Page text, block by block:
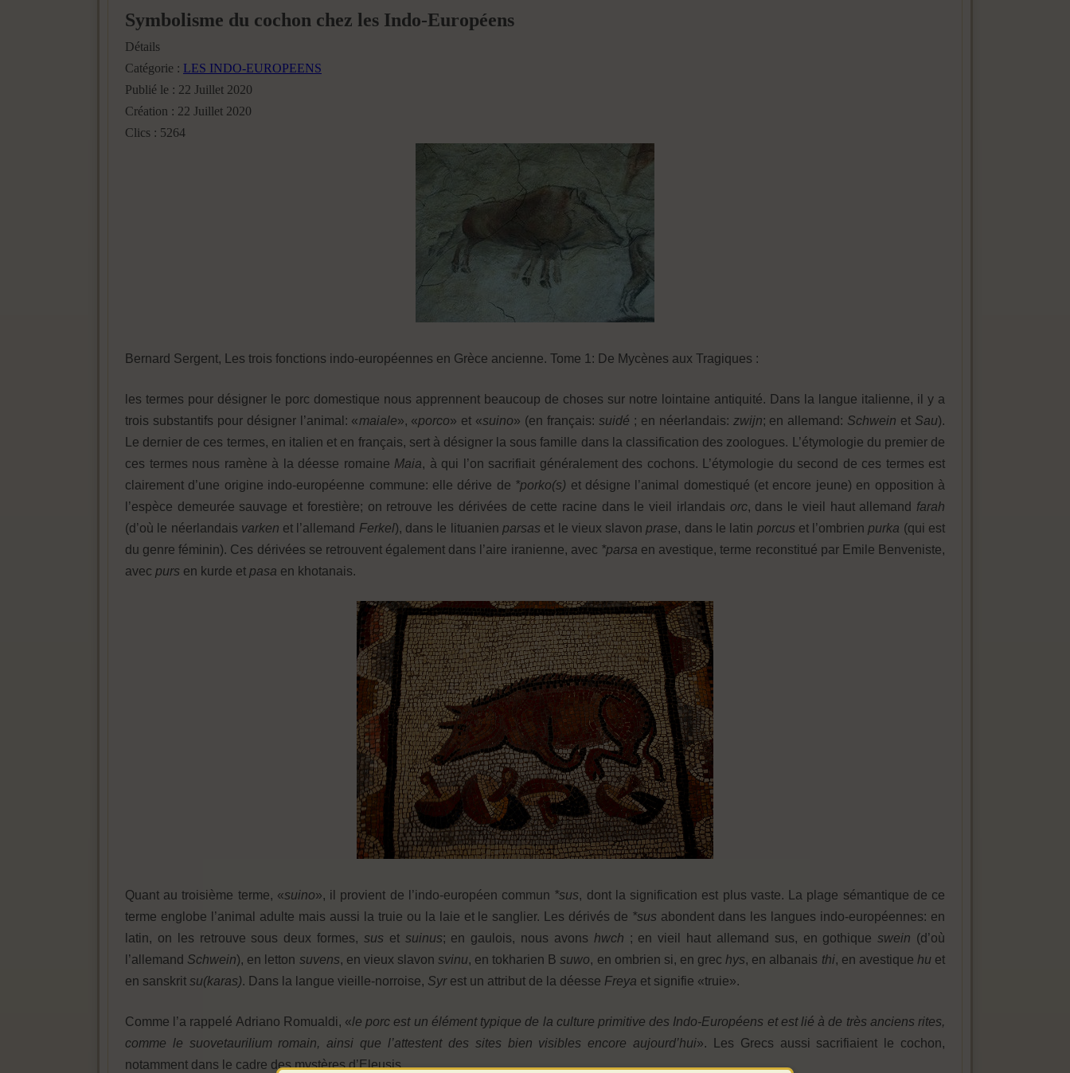
Symbolisme du cochon chez les Indo-Européens
Détails
Catégorie : LES INDO-EUROPEENS
Publié le : 22 Juillet 2020
Création : 22 Juillet 2020
Clics : 5264
Bernard Sergent, Les trois fonctions indo-européennes en Grèce ancienne. Tome 1: De Mycènes aux Tragiques :
les termes pour désigner le porc domestique nous apprennent beaucoup de choses sur notre lointaine antiquité. Dans la langue italienne, il y a
trois substantifs pour désigner l’animal: «maiale», «porco» et «suino» (en français: suidé ; en néerlandais: zwijn; en allemand: Schwein et Sau).
Le dernier de ces termes, en italien et en français, sert à désigner la sous famille dans la classification des zoologues. L’étymologie du premier de
ces termes nous ramène à la déesse romaine Maia, à qui l’on sacrifiait généralement des cochons. L’étymologie du second de ces termes est
clairement d’une origine indo-européenne commune: elle dérive de *porko(s) et désigne l’animal domestiqué (et encore jeune) en opposition à
l’espèce demeurée sauvage et forestière; on retrouve les dérivées de cette racine dans le vieil irlandais orc, dans le vieil haut allemand farah
(d’où le néerlandais varken et l’allemand Ferkel), dans le lituanien parsas et le vieux slavonprase, dans le latin porcus et l’ombrienpurka (qui est
du genre féminin). Ces dérivées se retrouvent également dans l’aire iranienne, avec *parsa en avestique, terme reconstitué par Emile Benveniste,
avec purs en kurde et pasa en khotanais.
Quant au troisième terme, «suino», il provient de l’indo-européen commun *sus, dont la signification est plus vaste. La plage sémantique de ce
terme englobe l’animal adulte mais aussi la truie ou la laie et le sanglier. Les dérivés de *sus abondent dans les langues indo-européennes: en
latin, on les retrouve sous deux formes, sus et suinus; en gaulois, nous avons hwch ; en vieil haut allemand sus, en gothiqueswein (d’où
l’allemand Schwein), en letton suvens, en vieux slavon svinu, en tokharien Bsuwo, en ombrien si, en grec hys, en albanais thi, en avestique huet
en sanskrit su(karas). Dans la langue vieille-norroise, Syrest un attribut de la déesse Freya et signifie «truie».
Comme l’a rappelé Adriano Romualdi, «le porc est un élément typique de la culture primitive des Indo-Européens et est lié à de très anciens rites,
comme le suovetaurilium romain, ainsi que l’attestent des sites bien visibles encore aujourd’hui». Les Grecs aussi sacrifiaient le cochon,
notamment dans le cadre des mystères d’Eleusis.